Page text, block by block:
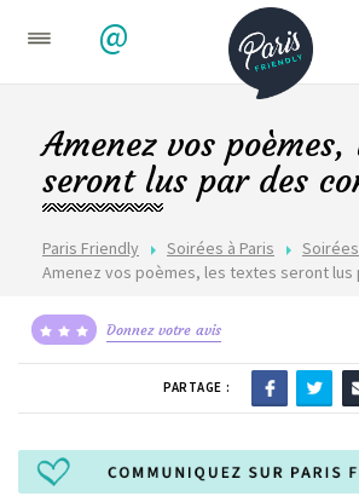
@
Paris Friendly Soirées à Paris
Amenez vos poèmes, les textes seront lus
Amenez vos
seront lus par des
Donnez votre avis
PARTAGE :